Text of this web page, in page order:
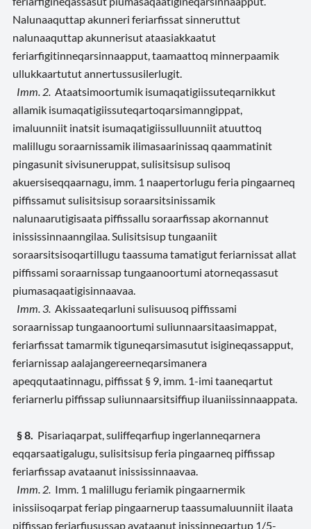
Nalunaaquttap akunneri feriarfissat sinneruttut
nalunaaquttap akunnerisut ataasiakkaatut
feriarfigitinneqarsinnaapput, taamaattoq minnerpaamik
ullukkaartutut annertussusilerlugit.
Imm. 2. Ataatsimoortumik isumaqatigiissuteqarnikkut
allamik isumaqatigiissuteqartoqarsimanngippat,
imaluunniit inatsit isumaqatigiissulluunniit atuuttoq
malillugu soraarnissamik ilimasaarinissaq qaammatinit
pingasunit sivisuneruppat, sulisitsisup sulisoq
akuersiseqqaarnagu, imm. 1 naapertorlugu feria pingaarneq
piffissamut sulisitsisup soraarsitsinissamik
nalunaarutigisaata piffissallu soraarfissap akornannut
inississinnaanngilaa. Sulisitsisup tungaaniit
soraarsitsisoqartillugu taassuma tamatigut feriarnissat allat
piffissami soraarnissap tungaanoortumi atorneqassasut
piumasaqaatigisinnaavaa.
Imm. 3. Akissaateqarluni sulisuusoq piffissami
soraarnissap tungaanoortumi suliunnaarsitaasimappat,
feriarfissat tamarmik tiguneqarsimasutut isigineqassapput,
feriarnissap aalajangereerneqarsimanera
apeqqutaatinnagu, piffissat § 9, imm. 1-imi taaneqartut
feriarnerlu piffissap suliunnaarsitsiffiup iluaniissinnaappata.
§ 8. Pisariaqarpat, suliffeqarfiup ingerlanneqarnera
eqqarsaatigalugu, sulisitsisup feria pingaarneq piffissap
feriarfissap avataanut inississinnaavaa.
Imm. 2. Imm. 1 malillugu feriamik pingaarnermik
inissiisoqarpat feriap pingaarnerup taassumaluunniit ilaata
piffissap feriarfiusussap avataanut inissinneqartup 1/5-